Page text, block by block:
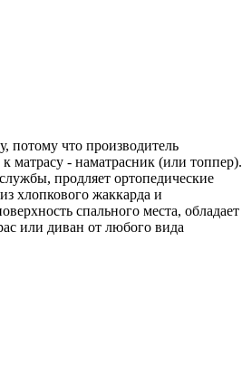
потому что производитель
матрасу - наматрасник (или топпер).
продляет ортопедические
хлопкового жаккарда и
спального места, обладает
или диван от любого вида